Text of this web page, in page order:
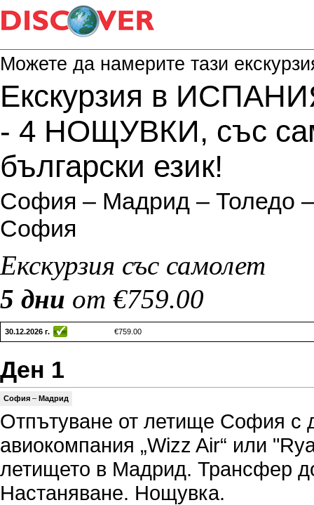
Можете да намерите тази
Екскурзия в
- 4 НОЩУВКИ, със
български език!
София – Мадрид – Толедо
София
Екскурзия със самолет
5 дни от €759.00
30.12.2026 г. €759.00
Ден 1
София – Мадрид
Отпътуване от летище София с
авиокомпания „Wizz Air“ или
летището в Мадрид. Трансфер
Настаняване. Нощувка.